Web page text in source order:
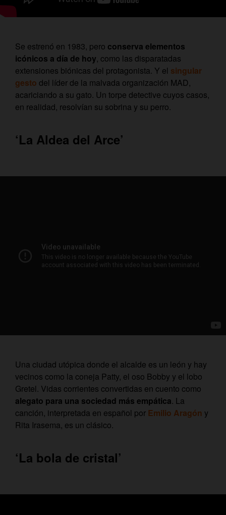
Se estrenó en 1983, pero conserva elementos
icónicos a día de hoy, como las disparatadas
extensiones biónicas del protagonista. Y el singular
gesto del líder de la malvada organización MAD,
acariciando a su gato. Un torpe detective cuyos casos,
en realidad, resolvían su sobrina y su perro.
‘La Aldea del Arce’
Una ciudad utópica donde el alcalde es un león y hay
vecinos como la coneja Patty, el oso Bobby y el lobo
Gretel. Vidas corrientes convertidas en cuento como
alegato para una sociedad más empática. La
canción, interpretada en español por Emilio Aragón y
Rita Irasema, es un clásico.
‘La bola de cristal’